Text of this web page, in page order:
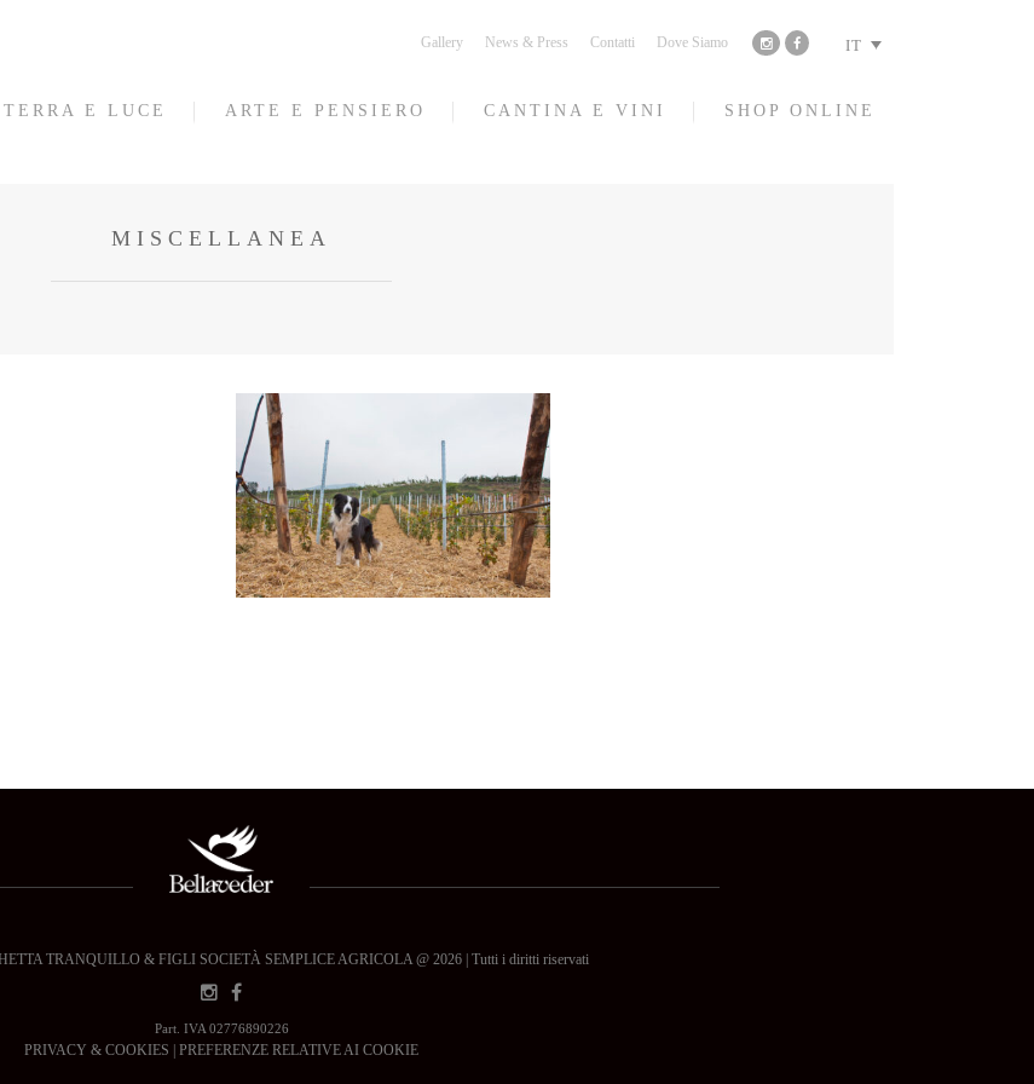
IT
Gallery News & Press Contatti Dove Siamo
TERRA E LUCE ARTE E PENSIERO CANTINA E VINI SHOP ONLINE
MISCELLANEA
TRANQUILLO & FIGLI SOCIETÀ SEMPLICE AGRICOLA @ 2026 | Tutti i diritti riservati
Part. IVA 02776890226
PRIVACY & COOKIES PREFERENZE RELATIVE AI COOKIE